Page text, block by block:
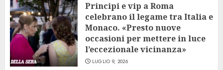
Principi e vip a Roma
celebrano il legame tra Italia e
Monaco. «Presto nuove
occasioni per mettere in luce
l’eccezionale vicinanza»
LUGLIO 9, 2026